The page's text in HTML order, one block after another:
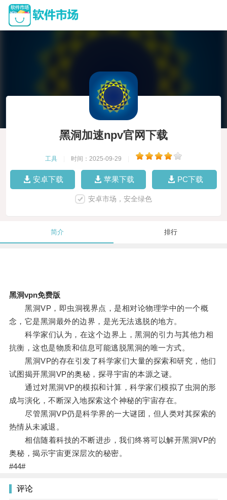
黑洞加速npv官网下载
工具 时间：2025-09-29
安卓下载 苹果下载 PC下载
安卓市场，安全绿色
简介 排行
黑洞vpn免费版
黑洞VP，即虫洞视界点，是相对论物理学中的一个概
念，它是黑洞最外的边界，是光无法逃脱的地方。
科学家们认为，在这个边界上，黑洞的引力与其他力相
抗衡，这也是物质和信息可能逃脱黑洞的唯一方式。
黑洞VP的存在引发了科学家们大量的探索和研究，他们
试图揭开黑洞VP的奥秘，探寻宇宙的本源之谜。
通过对黑洞VP的模拟和计算，科学家们模拟了虫洞的形
成与演化，不断深入地探索这个神秘的宇宙存在。
尽管黑洞VP仍是科学界的一大谜团，但人类对其探索的
热情从未减退。
相信随着科技的不断进步，我们终将可以解开黑洞VP的
奥秘，揭示宇宙更深层次的秘密。
#44#
评论